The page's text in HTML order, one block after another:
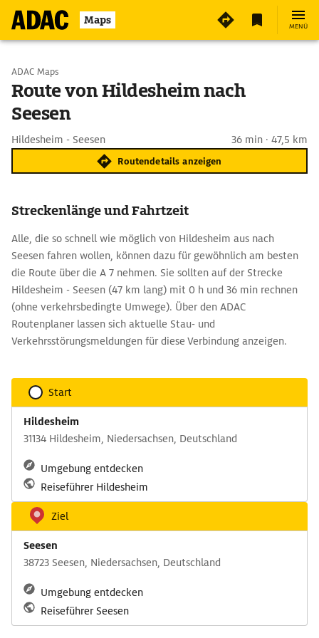
Maps MENÜ
Start wählen
Ziel eingeben
ADAC Maps
Route von Hildesheim nach
Seesen
Hildesheim - Seesen 36 min · 47,5 km
Routendetails anzeigen
Streckenlänge und Fahrtzeit
Alle, die so schnell wie möglich von Hildesheim aus nach
Seesen fahren wollen, können dazu für gewöhnlich am besten
die Route über die A 7 nehmen. Sie sollten auf der Strecke
Hildesheim - Seesen (47 km lang) mit 0 h und 36 min rechnen
(ohne verkehrsbedingte Umwege). Über den ADAC
Routenplaner lassen sich aktuelle Stau- und
Verkehrsstörungsmeldungen für diese Verbindung anzeigen.
Start
Hildesheim
31134 Hildesheim, Niedersachsen, Deutschland
Umgebung entdecken
Reiseführer Hildesheim
Ziel
Seesen
38723 Seesen, Niedersachsen, Deutschland
Umgebung entdecken
Reiseführer Seesen